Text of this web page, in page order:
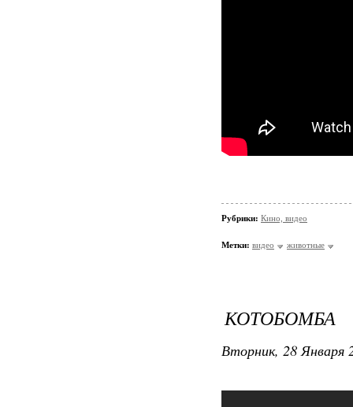
Рубрики: Кино, видео
Метки: видео животные
КОТОБОМБА
Вторник, 28 Января